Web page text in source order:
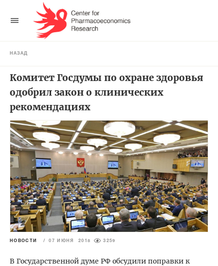
НАЗАД
Комитет Госдумы по охране здоровья
одобрил закон о клинических
рекомендациях
НОВОСТИ / 07 ИЮНЯ 2018 3259
В Государственной думе РФ обсудили поправки к